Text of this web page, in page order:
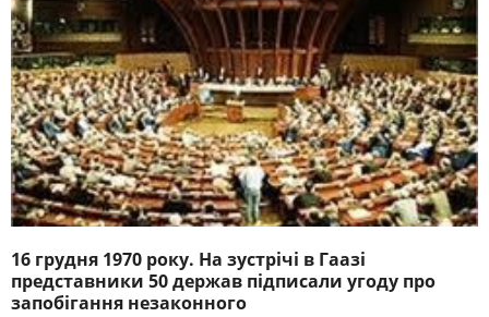
16 грудня 1970 року. На зустрічі в Гаазі
представники 50 держав підписали угоду про
запобігання незаконного